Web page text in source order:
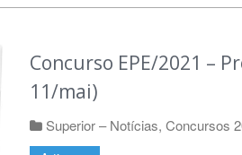
Concurso EPE/2021 –
11/mai)
Superior – Notícias, Concursos